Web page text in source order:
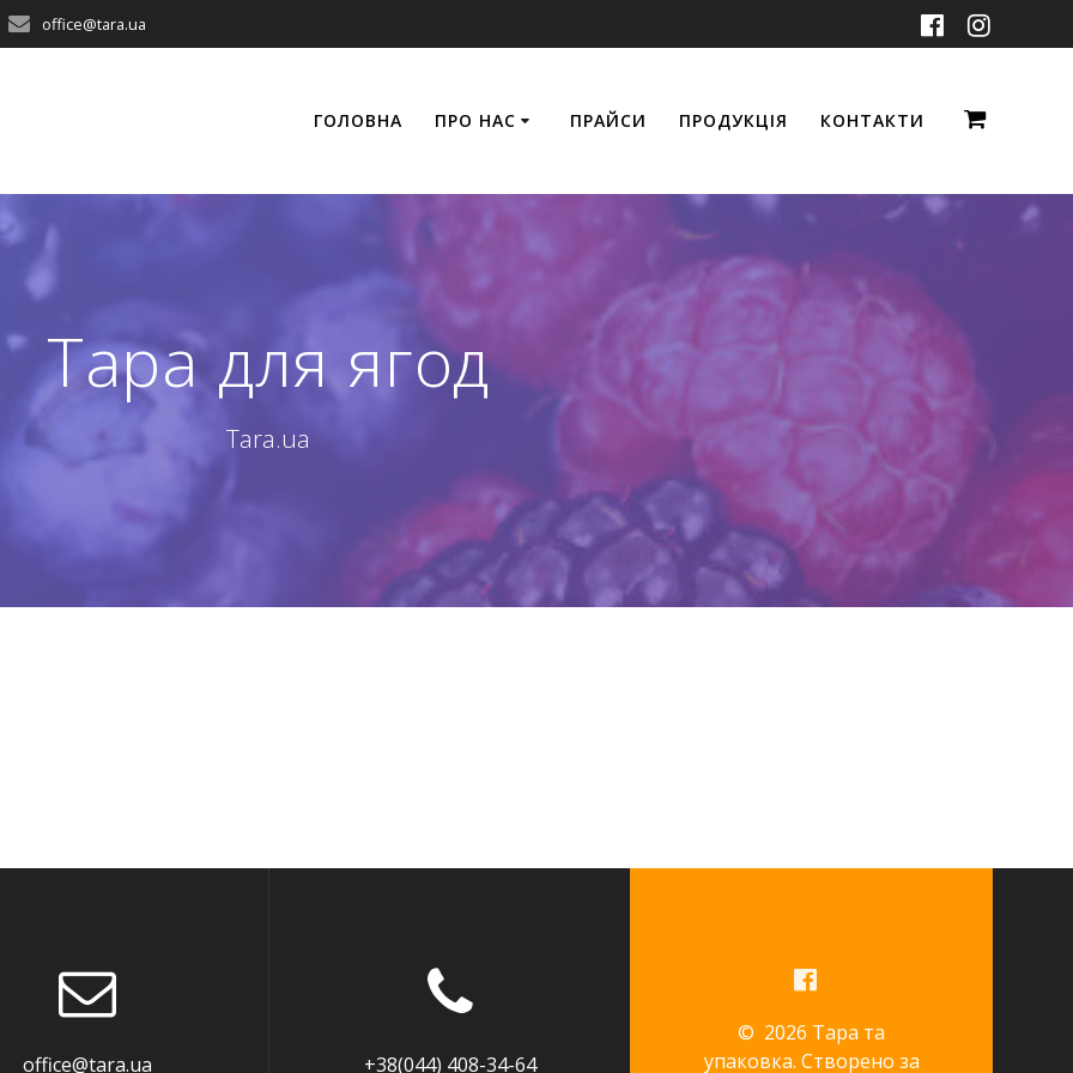
office@tara.ua
ГОЛОВНА ПРО НАС ПРАЙСИ ПРОДУКЦІЯ КОНТАКТИ
Тара для ягод
Tara.ua
office@tara.ua +38(044) 408-34-64
© 2026 Тара та
упаковка. Створено за